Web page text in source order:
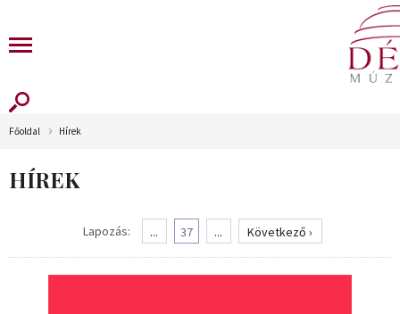
Főoldal Hírek
HÍREK
Lapozás: ... 37 ... Következő ›